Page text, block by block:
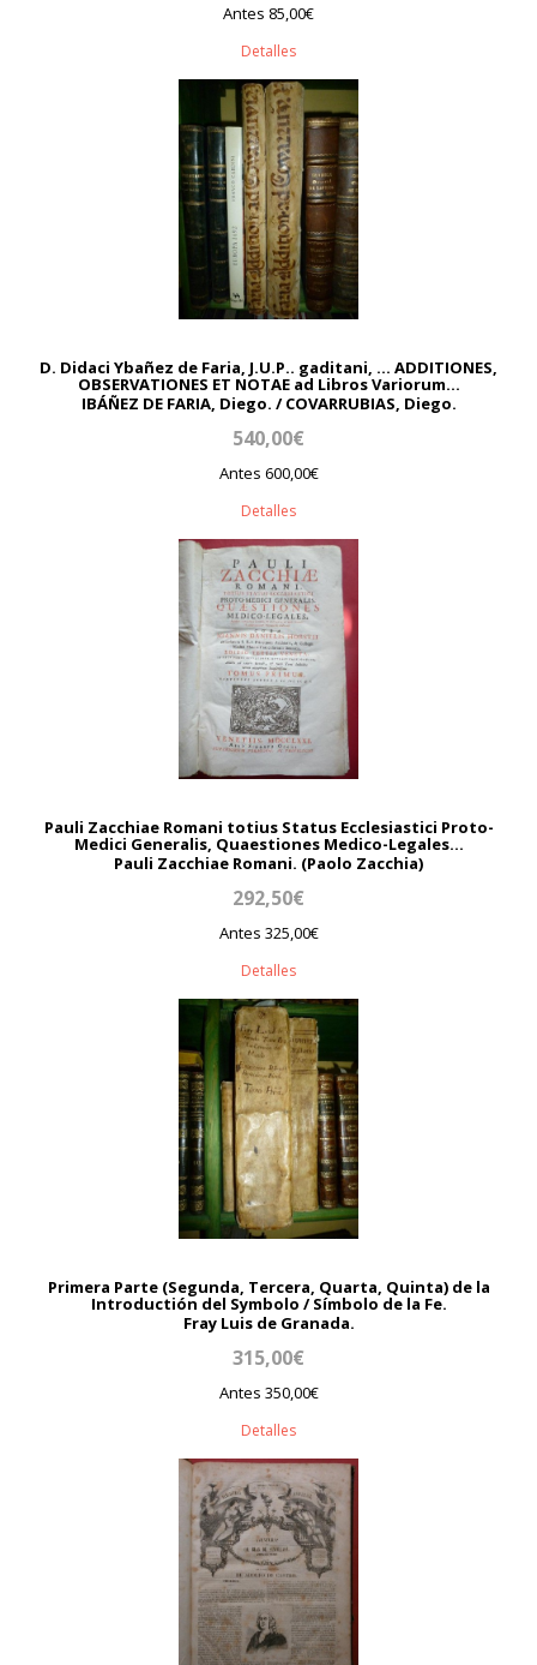
Antes 85,00€
Detalles
D. Didaci Ybañez de Faria, J.U.P.. gaditani, ... ADDITIONES,
OBSERVATIONES ET NOTAE ad Libros Variorum...
IBÁÑEZ DE FARIA, Diego. / COVARRUBIAS, Diego.
540,00€
Antes 600,00€
Detalles
Pauli Zacchiae Romani totius Status Ecclesiastici Proto-
Medici Generalis, Quaestiones Medico-Legales...
Pauli Zacchiae Romani. (Paolo Zacchia)
292,50€
Antes 325,00€
Detalles
Primera Parte (Segunda, Tercera, Quarta, Quinta) de la
Introductión del Symbolo / Símbolo de la Fe.
Fray Luis de Granada.
315,00€
Antes 350,00€
Detalles